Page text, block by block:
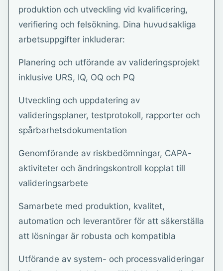
produktion och utveckling vid kvalificering,
verifiering och felsökning. Dina huvudsakliga
arbetsuppgifter inkluderar:
Planering och utförande av valideringsprojekt
inklusive URS, IQ, OQ och PQ
Utveckling och uppdatering av
valideringsplaner, testprotokoll, rapporter och
spårbarhetsdokumentation
Genomförande av riskbedömningar, CAPA-
aktiviteter och ändringskontroll kopplat till
valideringsarbete
Samarbete med produktion, kvalitet,
automation och leverantörer för att säkerställa
att lösningar är robusta och kompatibla
Utförande av system- och processvalideringar